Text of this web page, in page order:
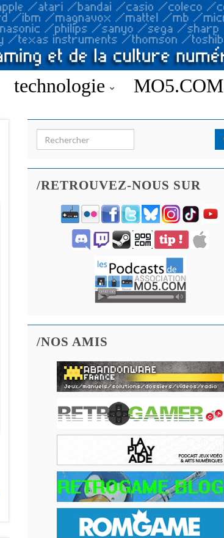
technologie MO5.COM
Search for:
/RETROUVEZ-NOUS SUR
/NOS AMIS